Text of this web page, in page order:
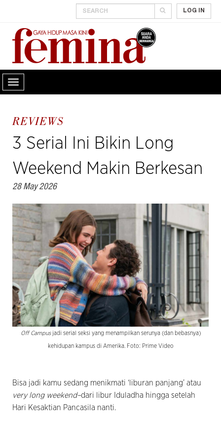
LOG IN
REVIEWS
3 Serial Ini Bikin Long
Weekend Makin Berkesan
28 May 2026
Off Campusjadi serial seksi yang menampilkan serunya (dan bebasnya)
kehidupan kampus di Amerika. Foto: Prime Video
Bisa jadi kamu sedang menikmati ‘liburan panjang’ atau
very long weekend–dari libur Iduladha hingga setelah
Hari Kesaktian Pancasila nanti.